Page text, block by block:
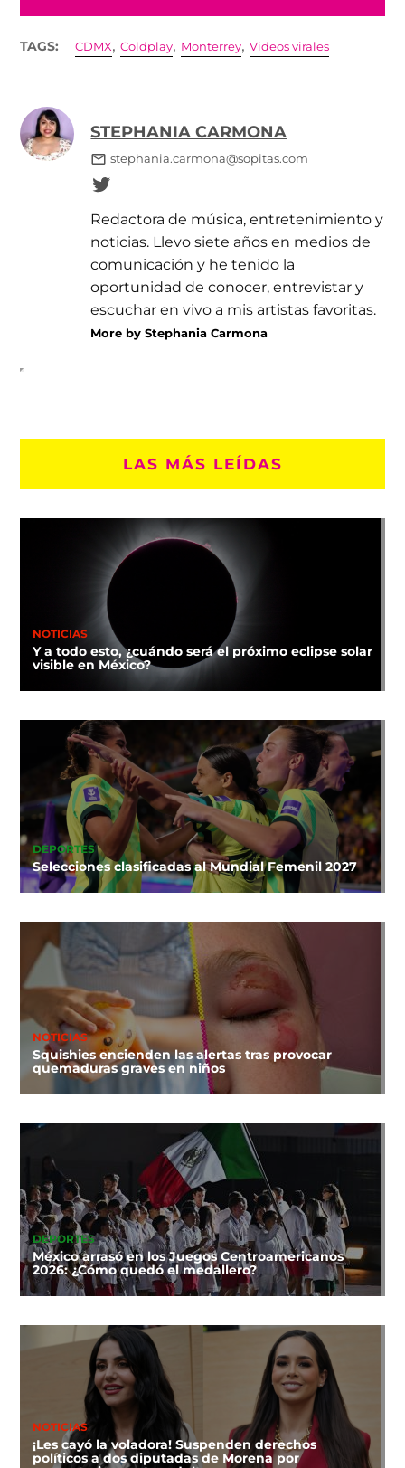
TAGS: CDMX,Coldplay, Monterrey,Videos virales
STEPHANIA CARMONA
stephania.carmona@sopitas.com
Redactora de música, entretenimiento y
noticias. Llevo siete años en medios de
comunicación y he tenido la
oportunidad de conocer, entrevistar y
escuchar en vivo a mis artistas favoritas.
More by Stephania Carmona
LAS MÁS LEÍDAS
NOTICIAS
Y a todo esto, ¿cuándo será el próximo eclipse solar
visible en México?
DEPORTES
Selecciones clasificadas al Mundial Femenil 2027
NOTICIAS
Squishies encienden las alertas tras provocar
quemaduras graves en niños
DEPORTES
México arrasó en los Juegos Centroamericanos
2026: ¿Cómo quedó el medallero?
NOTICIAS
¡Les cayó la voladora! Suspenden derechos
políticos a dos diputadas de Morena por